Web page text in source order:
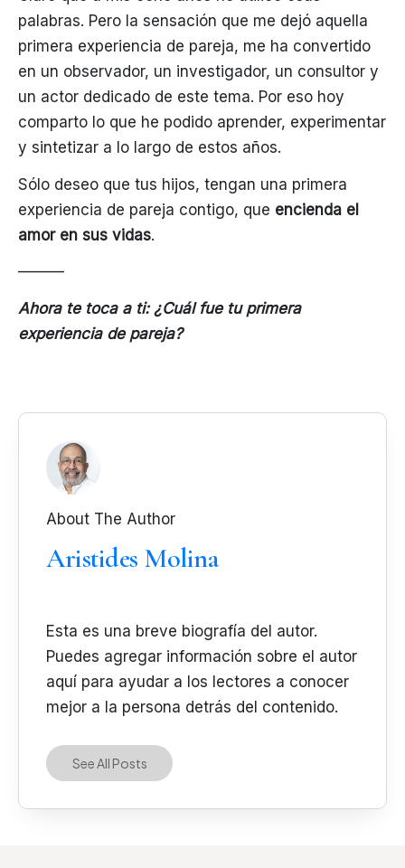
palabras. Pero la sensación que me dejó aquella
primera experiencia de pareja, me ha convertido
en un observador, un investigador, un consultor y
un actor dedicado de este tema. Por eso hoy
comparto lo que he podido aprender, experimentar
y sintetizar a lo largo de estos años.
Sólo deseo que tus hijos, tengan una primera
experiencia de pareja contigo, que encienda el
amor en sus vidas.
———
Ahora te toca a ti: ¿Cuál fue tu primera
experiencia de pareja?
About The Author
Aristides Molina
Esta es una breve biografía del autor.
Puedes agregar información sobre el autor
aquí para ayudar a los lectores a conocer
mejor a la persona detrás del contenido.
See All Posts